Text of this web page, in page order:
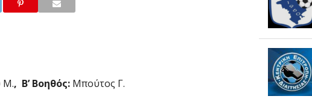
Μ., Β’ Βοηθός: Μπούτος Γ.